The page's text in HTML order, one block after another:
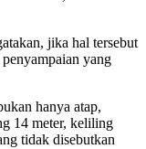
jika hal tersebut
yang
hanya atap,
14 meter, keliling
tidak disebutkan